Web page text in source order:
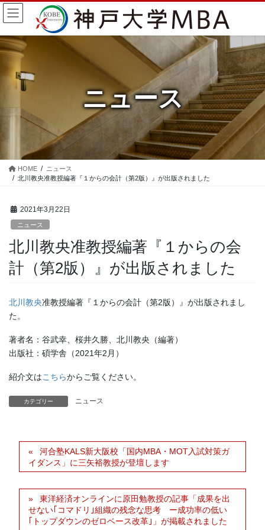
コ
ン
ン
ナ
ビ
ー
ニュース
HOME
ニュース
北川教央准教授編著『１からの会計（第2版）』が出版されました
2021年3月22日
ニュース
北川教央准教授編著『１からの会
計（第2版）』が出版されました
北川教央准教授編著『１からの会計（第2版）』が出版されまし
た。
著者名：谷武幸、桜井久勝、北川教央（編著）
出版社：碩学舎（2021年2月）
紹介文はこちらからご覧ください。
カテゴリー ニュース
河合塾KALS新大阪校「国内MBA・MOT入試対策ガ
イダンス」に三矢裕教授が登壇します
東洋経済オンラインに原田勉教授の記事「成果を出
せない｢コマドリ｣組織の残念な思考 ー成功率の低い
｢トップダウンのゼロベース改革｣」が掲載されました